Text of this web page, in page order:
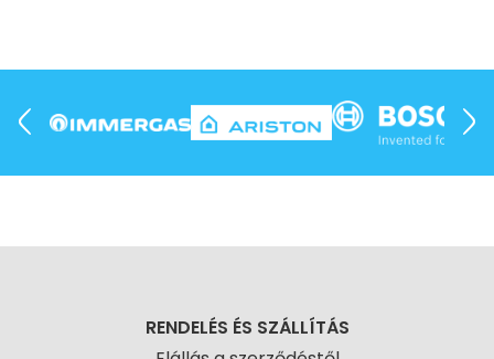
RENDELÉS ÉS SZÁLLÍTÁS